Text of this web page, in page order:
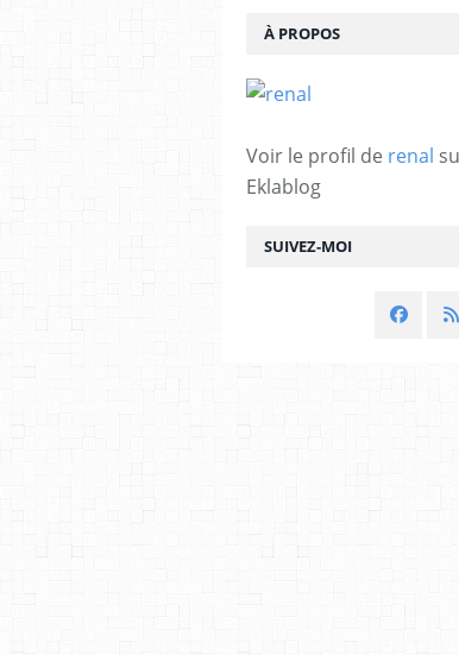
SUIVEZ-MOI
À PROPOS
Voir le profil de renal
Eklablog